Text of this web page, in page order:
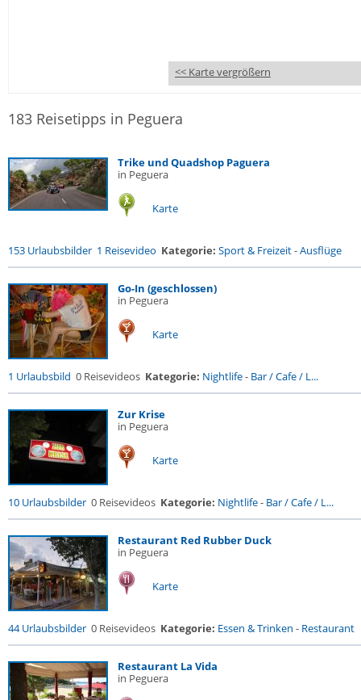
<< Karte vergrößern
183 Reisetipps in Peguera
Trike und Quadshop Paguera
in Peguera
Karte
153 Urlaubsbilder 1 Reisevideo Kategorie: Sport & Freizeit-Ausflüge
Go-In (geschlossen)
in Peguera
Karte
1 Urlaubsbild 0 Reisevideos Kategorie: Nightlife- Bar / Cafe / L...
Zur Krise
in Peguera
Karte
10 Urlaubsbilder 0 Reisevideos Kategorie: Nightlife- Bar / Cafe / L...
Restaurant Red Rubber Duck
in Peguera
Karte
44 Urlaubsbilder 0 Reisevideos Kategorie: Essen & Trinken - Restaurant
Restaurant La Vida
in Peguera